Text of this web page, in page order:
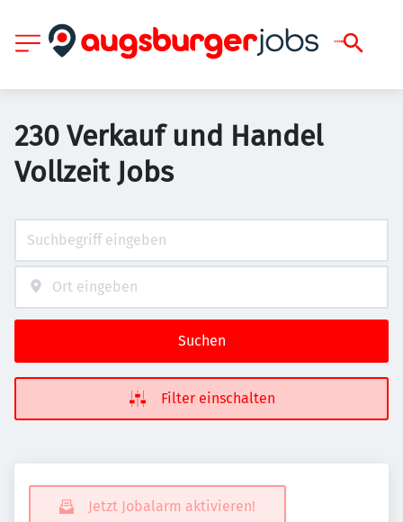
230 Verkauf und Handel
Vollzeit Jobs
Suchen
Filter einschalten
Jetzt Jobalarm aktivieren!